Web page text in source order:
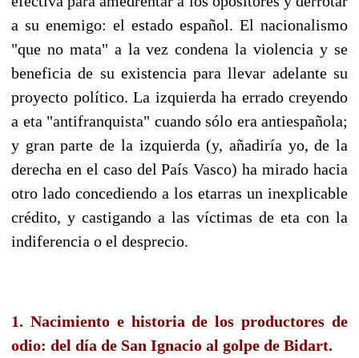
a su enemigo: el estado español. El nacionalismo
"que no mata" a la vez condena la violencia y se
beneficia de su existencia para llevar adelante su
proyecto político. La izquierda ha errado creyendo
a eta "antifranquista" cuando sólo era antiespañola;
y gran parte de la izquierda (y, añadiría yo, de la
derecha en el caso del País Vasco) ha mirado hacia
otro lado concediendo a los etarras un inexplicable
crédito, y castigando a las víctimas de eta con la
indiferencia o el desprecio.
1. Nacimiento e historia de los productores de
odio: del día de San Ignacio al golpe de Bidart.